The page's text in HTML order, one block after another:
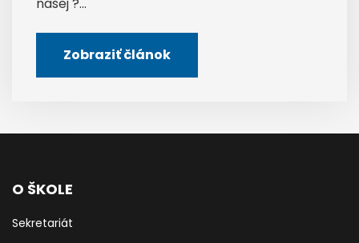
Zobraziť článok
O ŠKOLE
Sekretariát